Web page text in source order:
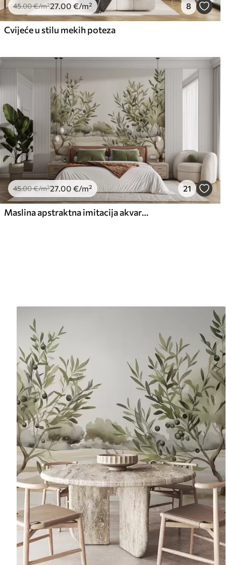
45.00€/m²27 .00 €/m² 8
Cvijeće u stilu mekih poteza
45.00€/m²27.00 €/m² 21
Maslina apstraktna imitacija akvarela